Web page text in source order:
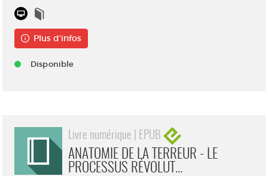
Plus d'infos
Disponible
Livre numérique | EPUB
ANATOMIE DE LA TERREUR - LE
PROCESSUS RÉVOLUT...